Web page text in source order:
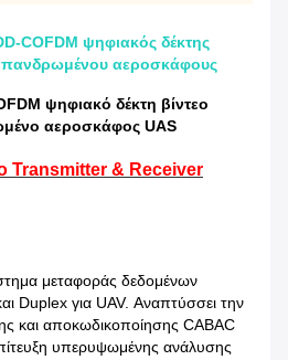
COFDM ψηφιακός δέκτης
αεροσκάφους
ψηφιακό δέκτη βίντεο
αεροσκάφος UAS
Transmitter & Receiver
μεταφοράς δεδομένων
Duplex για UAV. Αναπτύσσει την
και αποκωδικοποίησης CABAC
υπερυψωμένης ανάλυσης